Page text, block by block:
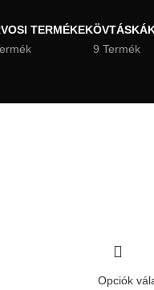
TERMÉKEK
9 Termék
Opciók